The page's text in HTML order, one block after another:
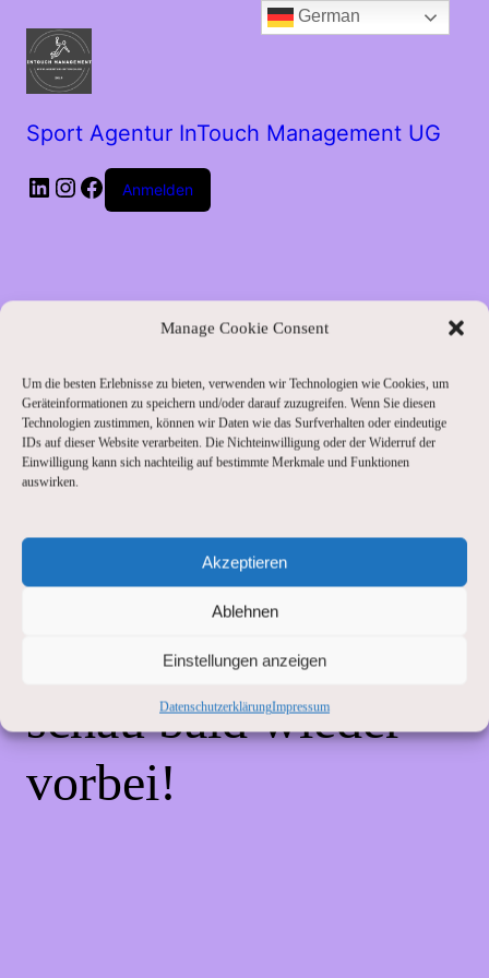
Manage Cookie Consent
Um die besten Erlebnisse zu bieten, verwenden wir Technologien wie Cookies, um
Geräteinformationen zu speichern und/oder darauf zuzugreifen. Wenn Sie diesen
Technologien zustimmen, können wir Daten wie das Surfverhalten oder eindeutige
IDs auf dieser Website verarbeiten. Die Nichteinwilligung oder der Widerruf der
Einwilligung kann sich nachteilig auf bestimmte Merkmale und Funktionen
auswirken.
Akzeptieren
Ablehnen
Einstellungen anzeigen
DatenschutzerklärungImpressum
Sport Agentur InTouch Management UG
LinkedInInstagram
Facebook
Anmelden
Entschuldige bitte
die
Unannehmlichkeiten!
Wir arbeiten an einer
großartigen Sache –
schau bald wieder
vorbei!
German